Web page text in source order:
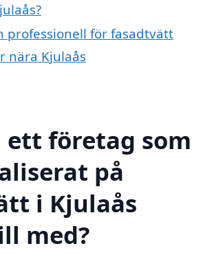
professionell för fasadtvätt
nära Kjulaås
ett företag som
på
i Kjulaås
med?